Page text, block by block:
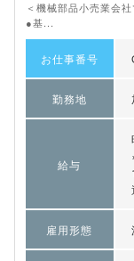
＜機械部品小売業会
●基...
お仕事番号
勤務地
給与
雇用形態